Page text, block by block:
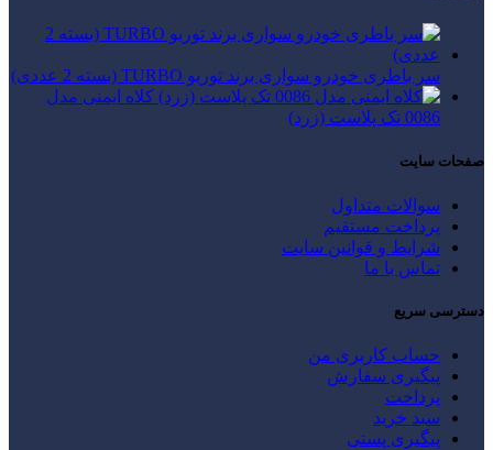
سر باطری خودرو سواری برند توربو TURBO (بسته 2 عددی)
کلاه ایمنی مدل
0086 تک پلاست (زرد)
صفحات سایت
سوالات متداول
پرداخت مستقیم
شرایط و قوانین سایت
تماس با ما
دسترسی سریع
حساب کاربری من
پیگیری سفارش
پرداخت
سبد خرید
پیگیری پستی